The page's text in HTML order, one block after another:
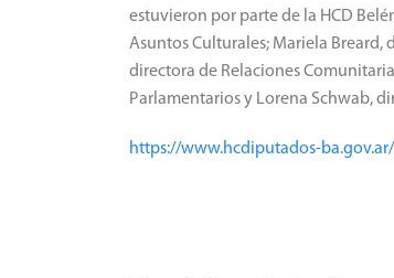
estuvieron por parte de la HCD
Asuntos Culturales; Mariela Breard,
directora de Relaciones
Parlamentarios y Lorena Schwab,
https://www.hcdiputados-